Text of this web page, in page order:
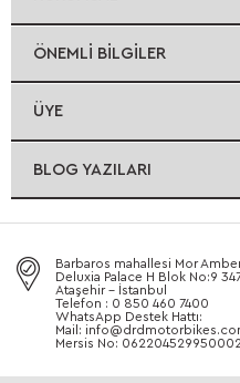
ÖNEMLI BILGILER
ÜYE
BLOG YAZILARI
Barbaros mahallesi Mor
Deluxia Palace H Blok No:9
Ataşehir - İstanbul
Telefon : 0 850 460 7400
WhatsApp Destek Hattı:
Mail:
Mersis No: